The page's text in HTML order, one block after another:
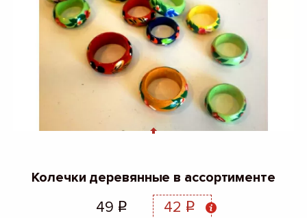
Колечки деревянные в ассортименте
49 q 42 q